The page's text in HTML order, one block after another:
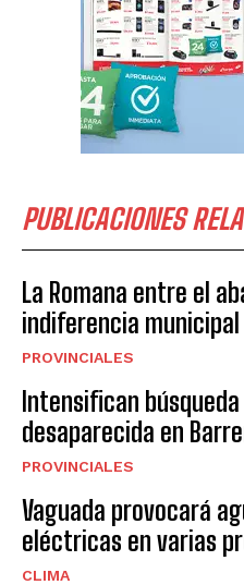
PUBLICACIONES
La Romana entre el
indiferencia municipal
PROVINCIALES
Intensifican
desaparecida en
PROVINCIALES
Vaguada provocará
eléctricas en varias
CLIMA